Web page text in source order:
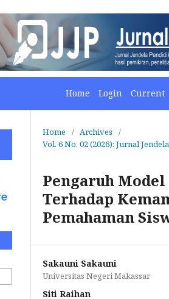
Home Login Current
Home / Archives
/
Vol. 6 No. 02 (2026): Jurnal
Pengaruh
Terhadap
Pemahaman
Sakauni Sakauni
Universitas Negeri Makassar
Siti Raihan